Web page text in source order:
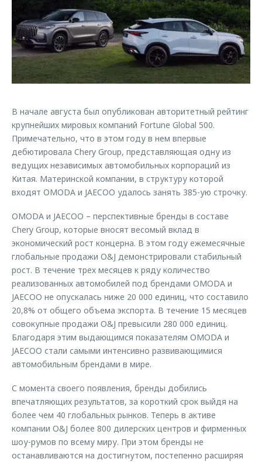
Страхование
Кредитный калькулятор
Аксессуары
Одежда и сувениры
Запчасти
Трейд-ин
Калькулятор трейд-ин
Руководства по эксплуатации
Клиентская поддержка
O&J Автоклуб
Клуб владельцев OMODA
Аксессуары
Одежда и сувениры
Оригинальные аксессуары
Запчасти
Обратная связь
В начале августа был опубликован авторитетный рейтинг
крупнейших мировых компаний Fortune Global 500.
Примечательно, что в этом году в нем впервые
дебютировала Chery Group, представляющая одну из
ведущих независимых автомобильных корпораций из
Китая. Материнской компании, в структуру которой
входят OMODA и JAECOO удалось занять 385-ую строчку.
OMODA и JAECOO – перспективные бренды в составе
Chery Group, которые вносят весомый вклад в
экономический рост концерна. В этом году ежемесячные
глобальные продажи O&J демонстрировали стабильный
рост. В течение трех месяцев к ряду количество
реализованных автомобилей под брендами OMODA и
JAECOO не опускалась ниже 20 000 единиц, что составило
20,8% от общего объема экспорта. В течение 15 месяцев
совокупные продажи O&J превысили 280 000 единиц.
Благодаря этим выдающимся показателям OMODA и
JAECOO стали самыми интенсивно развивающимися
автомобильным брендами в мире.
С момента своего появления, бренды добились
впечатляющих результатов, за короткий срок выйдя на
более чем 40 глобальных рынков. Теперь в активе
компании O&J более 800 дилерских центров и фирменных
шоу-румов по всему миру. При этом бренды не
останавливаются на достигнутом, постепенно расширяя